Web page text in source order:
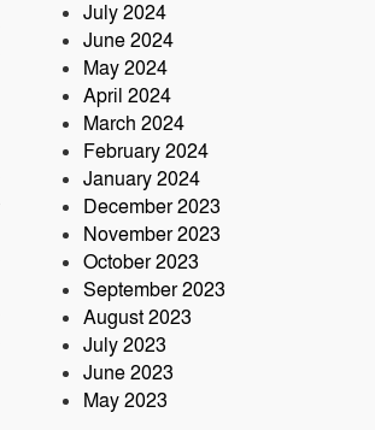
July 2024
June 2024
May 2024
April 2024
March 2024
February 2024
January 2024
December 2023
November 2023
October 2023
September 2023
August 2023
July 2023
June 2023
May 2023